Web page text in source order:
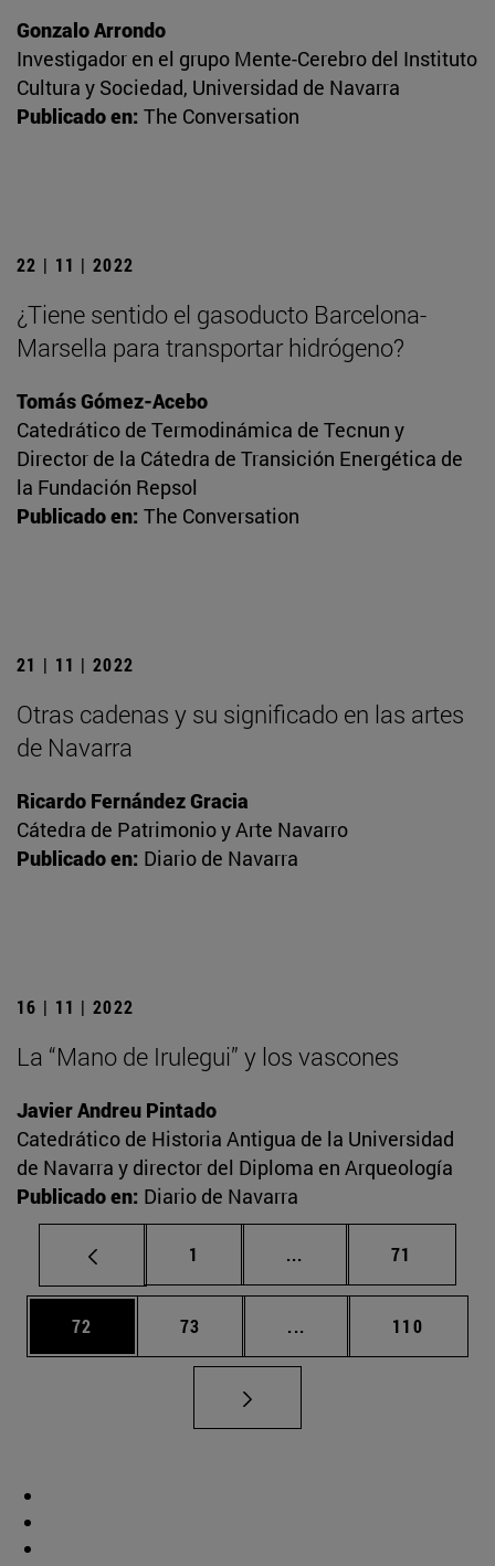
Gonzalo Arrondo
Investigador en el grupo Mente-Cerebro del Instituto
Cultura y Sociedad, Universidad de Navarra
Publicado en: The Conversation
22 | 11 | 2022
¿Tiene sentido el gasoducto Barcelona-
Marsella para transportar hidrógeno?
Tomás Gómez-Acebo
Catedrático de Termodinámica de Tecnun y
Director de la Cátedra de Transición Energética de
la Fundación Repsol
Publicado en: The Conversation
21 | 11 | 2022
Otras cadenas y su significado en las artes
de Navarra
Ricardo Fernández Gracia
Cátedra de Patrimonio y Arte Navarro
Publicado en: Diario de Navarra
16 | 11 | 2022
La “Mano de Irulegui” y los vascones
Javier Andreu Pintado
Catedrático de Historia Antigua de la Universidad
de Navarra y director del Diploma en Arqueología
Publicado en: Diario de Navarra
Página
1 ... Páginas intermedias
Página
71
Página
72 Página
73 ... Páginas intermedias
Página
110